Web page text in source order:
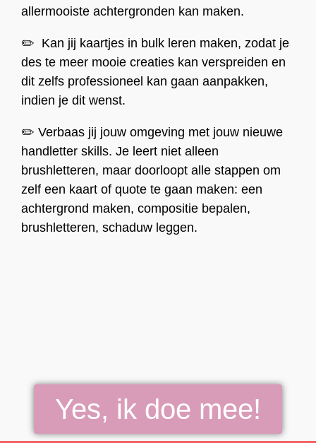
allermooiste achtergronden kan maken.
✏️ Kan jij kaartjes in bulk leren maken, zodat je
des te meer mooie creaties kan verspreiden en
dit zelfs professioneel kan gaan aanpakken,
indien je dit wenst.
✏️ Verbaas jij jouw omgeving met jouw nieuwe
handletter skills. Je leert niet alleen
brushletteren, maar doorloopt alle stappen om
zelf een kaart of quote te gaan maken: een
achtergrond maken, compositie bepalen,
brushletteren, schaduw leggen.
Yes, ik doe mee!